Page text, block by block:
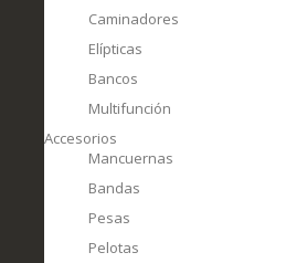
Caminadores
Elípticas
Bancos
Multifunción
Accesorios
Mancuernas
Bandas
Pesas
Pelotas